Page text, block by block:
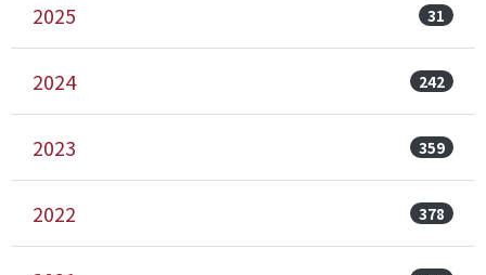
2025 31
2024 242
2023 359
2022 378